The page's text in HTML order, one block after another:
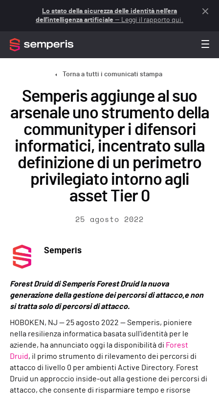
Lo stato della sicurezza delle identità nell'era
dell'intelligenza artificiale — Leggi il rapporto qui.
Torna a tutti i comunicati stampa
Semperis aggiunge al suo
arsenale uno strumento della
communityper i difensori
informatici, incentrato sulla
definizione di un perimetro
privilegiato intorno agli
asset Tier 0
25 agosto 2022
Semperis
Forest Druid di Semperis Forest Druid la nuova
generazione della gestione dei percorsi di attacco,e non
si tratta solo di percorsi di attacco.
HOBOKEN, NJ — 25 agosto 2022 — Semperis, pioniere
nella resilienza informatica basata sull'identità per le
aziende, ha annunciato oggi la disponibilità di Forest
Druid, il primo strumento di rilevamento dei percorsi di
attacco di livello 0 per ambienti Active Directory. Forest
Druid un approccio inside-out alla gestione dei percorsi di
attacco, che consente di risparmiare tempo e risorse